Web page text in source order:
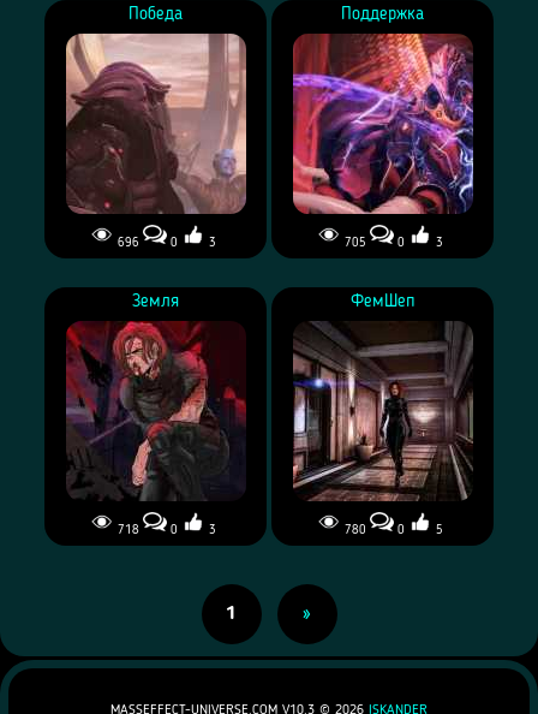
Победа
696 0 3
Поддержка
705 0 3
Земля
718 0 3
ФемШеп
780 0 5
1 »
MASSEFFECT-UNIVERSE.COM V10.3 © 2026 ISKANDER